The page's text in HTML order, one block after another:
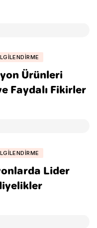
Ürünleri
Faydalı Fikirler
Lider